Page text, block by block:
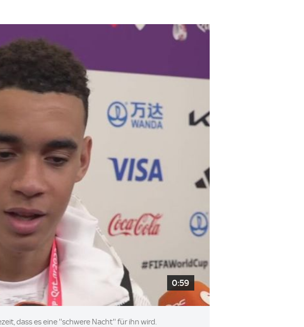
0:59
dass es eine ''schwere Nacht'' für ihn wird.